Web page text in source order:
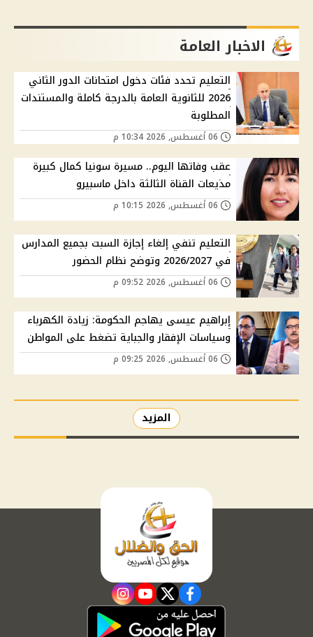
الاخبار العامة
التعليم تحدد فئات دخول امتحانات الدور الثاني
2026 للثانوية العامة بالدرجة كاملة والمستندات
المطلوبة
عقب وفاتها اليوم.. مسيرة سونيا كمال كبيرة
مذيعات القناة الثالثة داخل ماسبيرو
التعليم تنفي إلغاء إجازة السبت بجميع المدارس
في 2026/2027 وتوضح نظام الحضور
إبراهيم عيسى يهاجم الحكومة: زيادة الكهرباء
وسياسات الإفقار والجباية تضغط على المواطن
المزيد
facebook
twitter
youtube
instagram